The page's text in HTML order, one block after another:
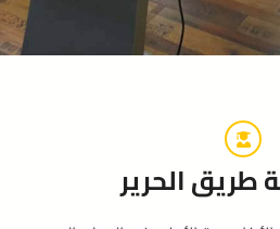
طريق الحرير